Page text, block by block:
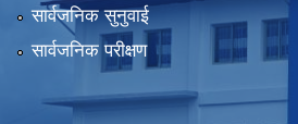
सार्वजनिक सुनुवाई
सार्वजनिक परीक्षण